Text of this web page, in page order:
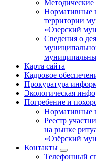
Нормативные
территории
«Озерский
Сведения о
Карта сайта
Кадровое
Прокуратура
Экологическая
Погребение и
Нормативные
Реестр
на рынке
«Озёрский
Контакты
Телефонный